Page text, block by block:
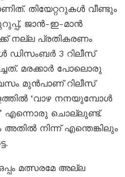
തിയേറ്ററുകൾ വീണ്ടും
ജാൻ-ഇ-മാൻ
നല്ല പ്രതികരണം
ഡിസംബർ 3 റിലീസ്
മരക്കാർ പോലൊരു
മുൻപാണ് റിലീസ്
‘വാഴ നനയുമ്പോൾ
എന്നൊരു ചൊല്ലുണ്ട്.
നിന്ന് എന്തെങ്കിലും
മത്സരമേ അല്ല